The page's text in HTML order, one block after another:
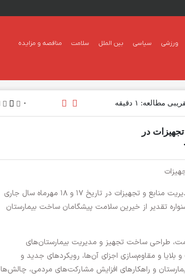
ورزشی سیاسی بین الملل سلامت
مناقصه و مزایده
مطالعه: ۱ دقیقه ۰
در
به گزارش آفتاب شمال ؛ نهمین کنگره تخصصی ساخت بیمارستان و مدیریت منابع و تجهیزات در تاریخ ۱۷ و ۱۸ مهرماه سال جاری
تقدیر از خیرین سلامت پیشگامان ساخت بیمارستان
طراحی ساخت تجهیز و مدیریت بیمارستان‌های
و مقاوم‌سازی اجزای آن‌ها، رویکردهای جدید و
و راهکارهای افزایش مشارکت‌های مردمی، چالش‌ها